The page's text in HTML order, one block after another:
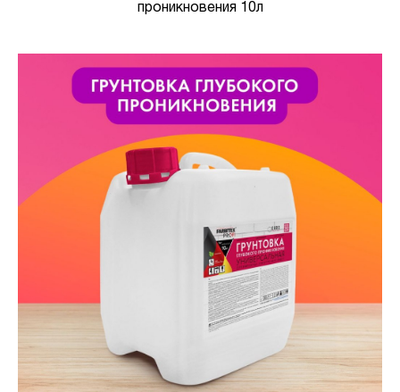
проникновения 10л